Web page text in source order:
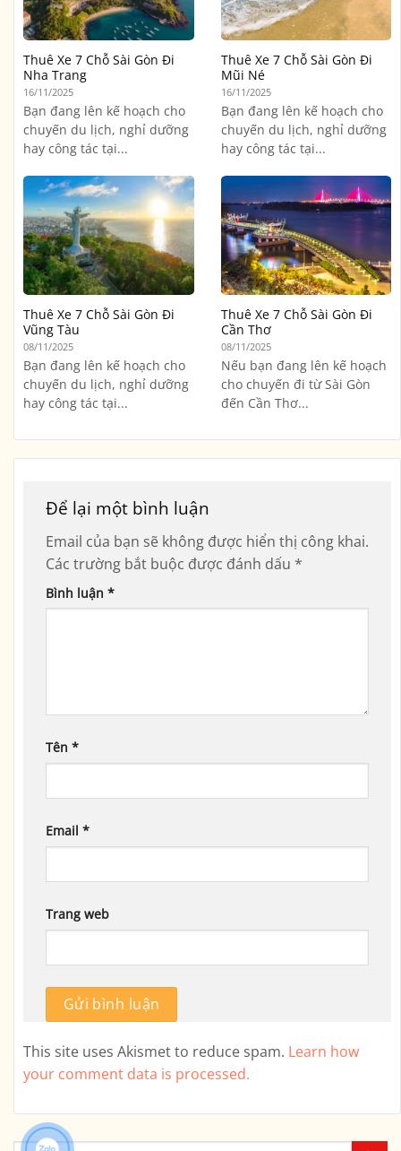
Thuê Xe 7 Chỗ Sài Gòn Đi
Nha Trang
16/11/2025
Bạn đang lên kế hoạch cho
chuyến du lịch, nghỉ dưỡng
hay công tác tại...
Thuê Xe 7 Chỗ Sài Gòn Đi
Mũi Né
16/11/2025
Bạn đang lên kế hoạch cho
chuyến du lịch, nghỉ dưỡng
hay công tác tại...
Thuê Xe 7 Chỗ Sài Gòn Đi
Vũng Tàu
08/11/2025
Bạn đang lên kế hoạch cho
chuyến du lịch, nghỉ dưỡng
hay công tác tại...
Thuê Xe 7 Chỗ Sài Gòn Đi
Cần Thơ
08/11/2025
Nếu bạn đang lên kế hoạch
cho chuyến đi từ Sài Gòn
đến Cần Thơ...
Để lại một bình luận
Email của bạn sẽ không được hiển thị công khai.
Các trường bắt buộc được đánh dấu *
Bình luận *
Tên *
Email *
Trang web
This site uses Akismet to reduce spam. Learn how
your comment data is processed.